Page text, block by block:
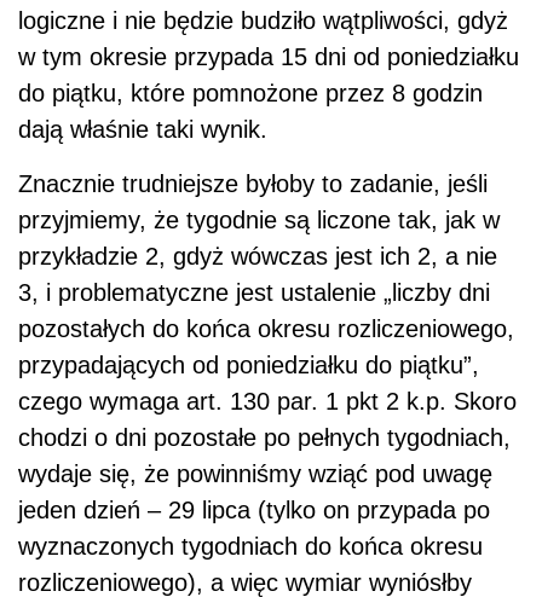
logiczne i nie będzie budziło wątpliwości, gdyż
w tym okresie przypada 15 dni od poniedziałku
do piątku, które pomnożone przez 8 godzin
dają właśnie taki wynik.
Znacznie trudniejsze byłoby to zadanie, jeśli
przyjmiemy, że tygodnie są liczone tak, jak w
przykładzie 2, gdyż wówczas jest ich 2, a nie
3, i problematyczne jest ustalenie „liczby dni
pozostałych do końca okresu rozliczeniowego,
przypadających od poniedziałku do piątku”,
czego wymaga art. 130 par. 1 pkt 2 k.p. Skoro
chodzi o dni pozostałe po pełnych tygodniach,
wydaje się, że powinniśmy wziąć pod uwagę
jeden dzień – 29 lipca (tylko on przypada po
wyznaczonych tygodniach do końca okresu
rozliczeniowego), a więc wymiar wyniósłby